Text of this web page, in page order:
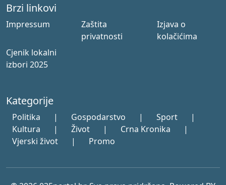
Brzi linkovi
Impressum
Zaštita
privatnosti
Izjava o
kolačićima
Cjenik lokalni
izbori 2025
Kategorije
Politika | Gospodarstvo | Sport
|
Kultura
| Život | Crna Kronika
|
Vjerski život
| Promo